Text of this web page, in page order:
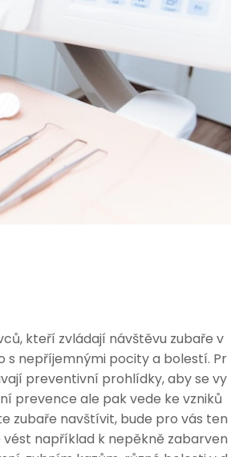
kteří zvládají návštěvu zubaře v
s nepříjemnými pocity a bolestí. Pr
preventivní prohlídky, aby se vy
prevence ale pak vede ke vzniků
zubaře navštívit, bude pro vás ten
například k nepěkně zabarven